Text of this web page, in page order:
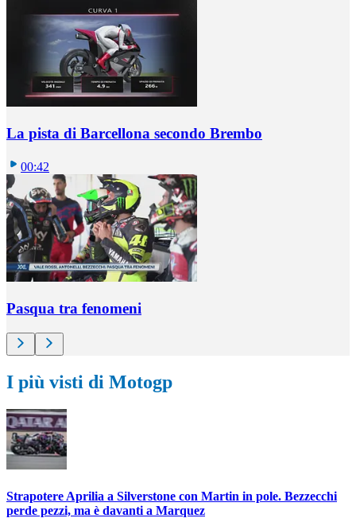
La pista di Barcellona secondo Brembo
00:42
Pasqua tra fenomeni
I più visti di Motogp
Strapotere Aprilia a Silverstone con Martin in pole. Bezzecchi
perde pezzi, ma è davanti a Marquez